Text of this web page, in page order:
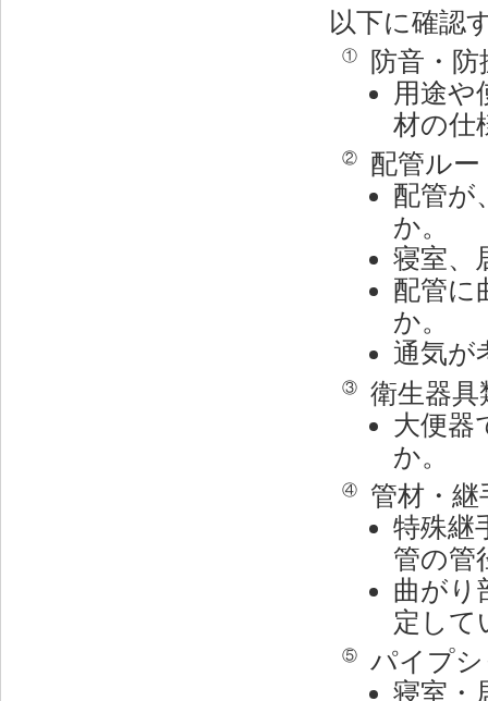
以下に確認
①
防音・
用途や
材の仕
②
配管ル
配管が
か。
寝室、
配管に
か。
通気が
③
衛生器具
大便器
か。
④
管材・
特殊継
管の管
曲がり
定して
⑤
パイプ
寝室・